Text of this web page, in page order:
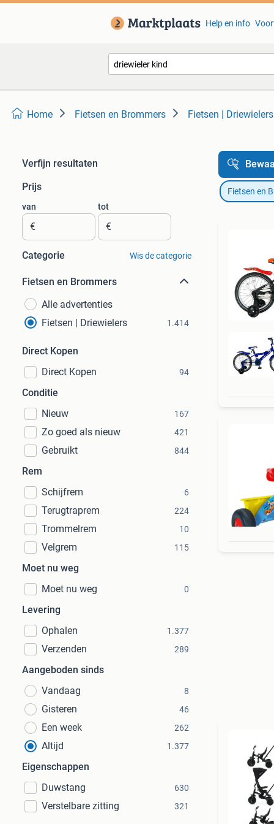
Help en info
Home Fietsen en Brommers Fietsen | Driewielers
Verfijn resultaten
Prijs
van
€
tot
€
Categorie Wis de categorie
Fietsen en Brommers
Alle advertenties
Fietsen | Driewielers
1.414
Direct Kopen
Direct Kopen
94
Conditie
Nieuw
167
Zo goed als nieuw 421
Gebruikt 844
Rem
Schijfrem
6
Terugtraprem 224
Trommelrem 10
Velgrem 115
Moet nu weg
Moet nu weg
0
Levering
Ophalen
1.377
Verzenden 289
Aangeboden sinds
Vandaag
8
Gisteren 46
Een week 262
Altijd 1.377
Eigenschappen
Duwstang
630
Verstelbare zitting 321
Fietsen en